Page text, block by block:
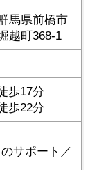
馬県前橋市
越町368-1
歩17分
歩22分
サポート／